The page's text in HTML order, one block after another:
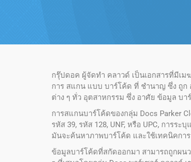
กรุ๊ปดอค ผู้จัดทํา คลาวด์ เป็นเอกสารที่มีเ
การ สแกน แบบ บาร์โค้ด ที่ ชํานาญ ซึ่ง ถูก
ต่าง ๆ ทั่ว อุตสาหกรรม ซึ่ง อาศัย ข้อมูล บา
การสแกนบาร์โค้ดของกลุ่ม Docs Parker
รหัส 39, รหัส 128, UNF, หรือ UPC, การ
มันจะค้นหาภาพบาร์โค้ด และใช้เทคนิคกา
ข้อมูลบาร์โค้ดที่สกัดออกมา สามารถถูกผน